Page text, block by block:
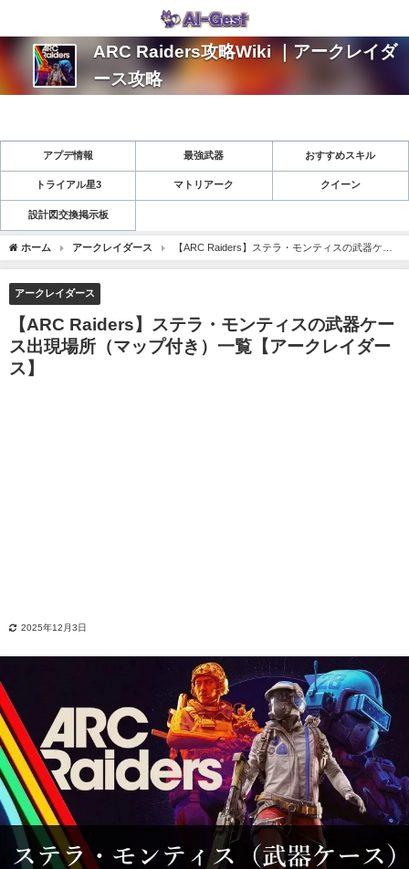
ARC Raiders攻略Wiki ｜アークレイダ
ース攻略
アプデ情報 最強武器 おすすめスキル
トライアル星3 マトリアーク クイーン
設計図交換掲示板
ホーム アークレイダース
【ARC Raiders】ステラ・モンティスの武器ケー
ス出現場所（マップ付き）一覧【アークレイダース】
アークレイダース
【ARC Raiders】ステラ・モンティスの武器ケー
ス出現場所（マップ付き）一覧【アークレイダー
ス】
2025年12月3日